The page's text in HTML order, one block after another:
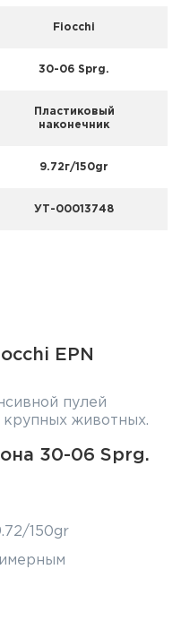
Fiocchi
30-06 Sprg.
Пластиковый
наконечник
9.72г/150gr
УТ-00013748
EPN
пулей
крупных животных.
30-06 Sprg.
150gr